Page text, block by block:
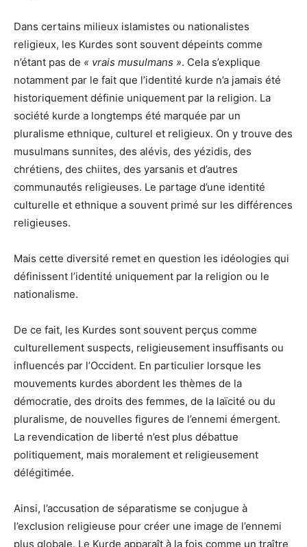
Dans certains milieux islamistes ou nationalistes
religieux, les Kurdes sont souvent dépeints comme
n’étant pas de « vrais musulmans ». Cela s’explique
notamment par le fait que l’identité kurde n’a jamais été
historiquement définie uniquement par la religion. La
société kurde a longtemps été marquée par un
pluralisme ethnique, culturel et religieux. On y trouve des
musulmans sunnites, des alévis, des yézidis, des
chrétiens, des chiites, des yarsanis et d’autres
communautés religieuses. Le partage d’une identité
culturelle et ethnique a souvent primé sur les différences
religieuses.
Mais cette diversité remet en question les idéologies qui
définissent l’identité uniquement par la religion ou le
nationalisme.
De ce fait, les Kurdes sont souvent perçus comme
culturellement suspects, religieusement insuffisants ou
influencés par l’Occident. En particulier lorsque les
mouvements kurdes abordent les thèmes de la
démocratie, des droits des femmes, de la laïcité ou du
pluralisme, de nouvelles figures de l’ennemi émergent.
La revendication de liberté n’est plus débattue
politiquement, mais moralement et religieusement
délégitimée.
Ainsi, l’accusation de séparatisme se conjugue à
l’exclusion religieuse pour créer une image de l’ennemi
plus globale. Le Kurde apparaît à la fois comme un traître